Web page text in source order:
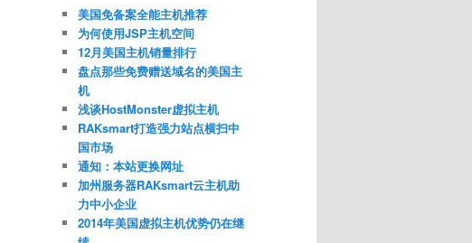
美国免备案全能主机推荐
为何使用JSP主机空间
12月美国主机销量排行
盘点那些免费赠送域名的美国主
机
浅谈HostMonster虚拟主机
RAKsmart打造强力站点横扫中
国市场
通知：本站更换网址
加州服务器RAKsmart云主机助
力中小企业
2014年美国虚拟主机优势仍在继